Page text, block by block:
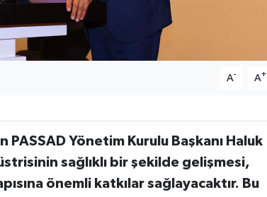
A- A+
PASSAD Yönetim Kurulu Başkanı Haluk
sağlıklı bir şekilde gelişmesi,
önemli katkılar sağlayacaktır. Bu